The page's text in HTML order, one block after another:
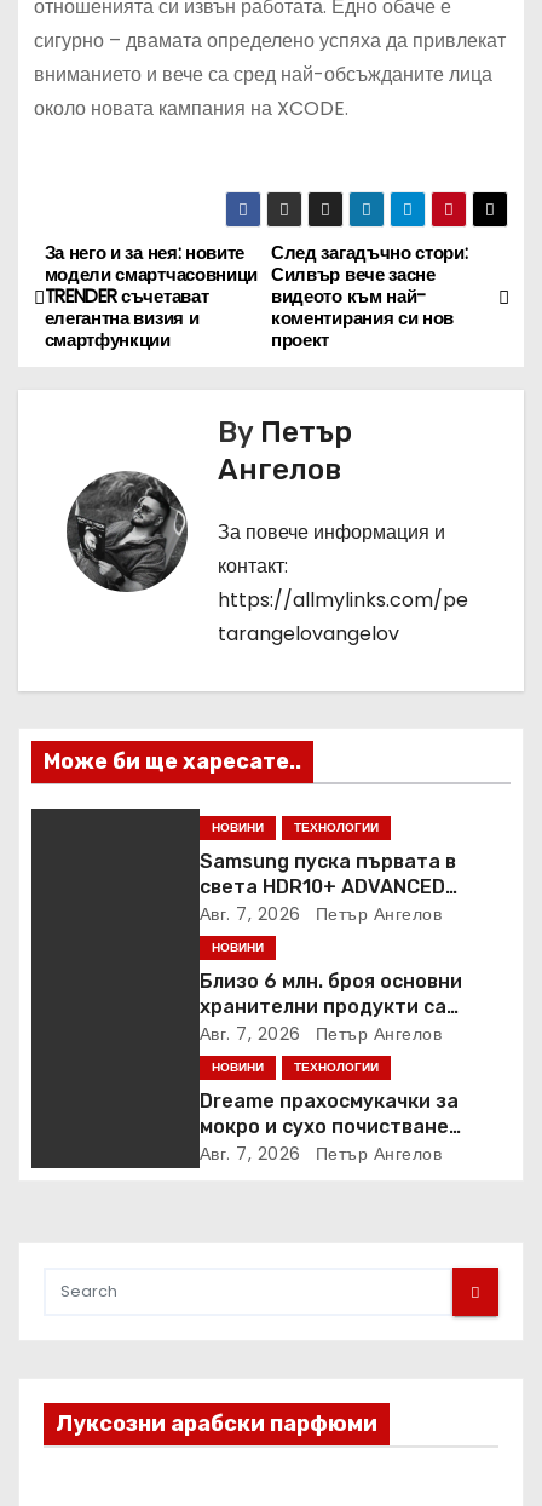
отношенията си извън работата. Едно обаче е
сигурно – двамата определено успяха да привлекат
вниманието и вече са сред най-обсъжданите лица
около новата кампания на XCODE.
Н
а
След загадъчно стори:
Силвър вече засне
видеото към най-
коментирания си нов
проект
За него и за нея: новите
модели смартчасовници
TRENDER съчетават
елегантна визия и
смартфункции
By Петър
Ангелов
За повече информация и
контакт:
https://allmylinks.com/pe
tarangelovangelov
Може би ще харесате..
НОВИНИ ТЕХНОЛОГИИ
Samsung пуска първата в
света HDR10+ ADVANCED
стрийминг услуга в Prime
Video
Авг. 7, 2026 Петър Ангелов
НОВИНИ
Близо 6 млн. броя основни
хранителни продукти са
закупени от „Кошница с
грижа“ в Kaufland от старта на
кампанията
Авг. 7, 2026 Петър Ангелов
НОВИНИ ТЕХНОЛОГИИ
Dreame прахосмукачки за
мокро и сухо почистване
надхвърлиха 2 000 патентни
Авг. 7, 2026 Петър Ангелов
Луксозни арабски парфюми